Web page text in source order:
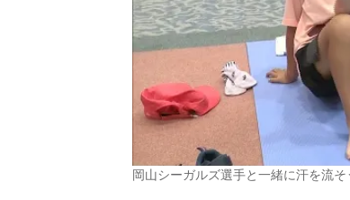
岡山シーガルズ選手と一緒に汗を流